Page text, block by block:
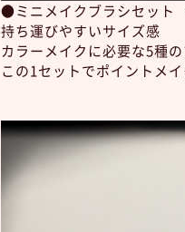
●ミニメイクブラシセット
持ち運びやすいサイズ感
カラーメイクに必要な5種
この1セットでポイントメ